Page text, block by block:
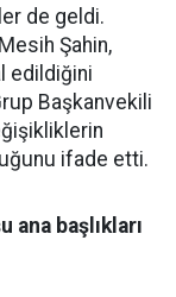
de geldi.
Şahin,
edildiğini
Başkanvekili
ifade etti.
ana başlıkları